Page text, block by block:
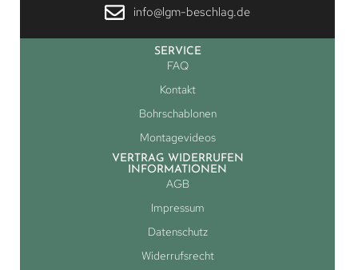
info@lgm-beschlag.de
SERVICE
FAQ
Kontakt
Bohrschablonen
Montagevideos
VERTRAG WIDERRUFEN
INFORMATIONEN
AGB
Impressum
Datenschutz
Widerrufsrecht